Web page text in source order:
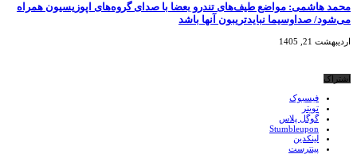
محمد هاشمی: مواضع طیف‌های تندرو بعضا با صدای گروه‌های اپوزیسیون همراه
می‌شود/ صداوسیما نبایدتریبون آنها باشد
اردیبهشت 21, 1405
اشتراک
فیسبوک
تویتر
گوگل پلاس
Stumbleupon
لینکدین
پینترست